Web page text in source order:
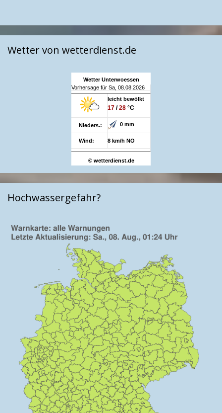
Wetter von wetterdienst.de
Wetter Unterwoessen
Vorhersage für Sa, 08.08.2026
leicht bewölkt
17 /28 °C
Nieders.: 0 mm
Wind: 8 km/h NO
© wetterdienst.de
Hochwassergefahr?